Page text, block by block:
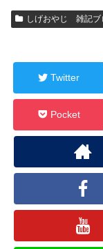
しげおやじ 雑記ブ
Twitter
Pocket